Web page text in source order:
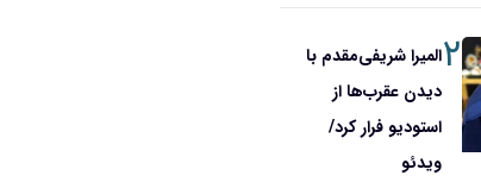
۲المیرا شریفی‌مقدم با
دیدن عقرب‌ها از
استودیو فرار کرد/
ویدئو